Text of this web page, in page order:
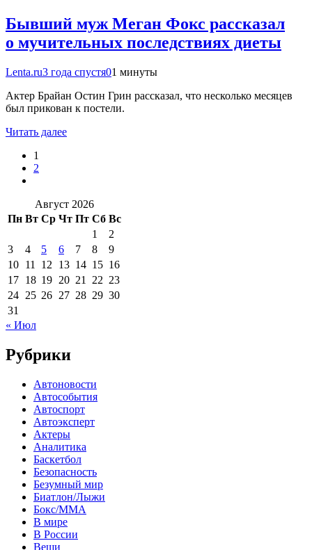
Бывший муж Меган Фокс рассказал
о мучительных последствиях диеты
Lenta.ru3 года спустя01 минуты
Актер Брайан Остин Грин рассказал, что несколько месяцев
был прикован к постели.
Читать далее
1
2
Август 2026
Пн Вт Ср Чт Пт Сб Вс
1
2
3
4 5 6 7 8
9
10 11 12 13 14 15 16
17 18 19 20 21 22 23
24 25 26 27 28 29 30
31
« Июл
Рубрики
Автоновости
Автособытия
Автоспорт
Автоэксперт
Актеры
Аналитика
Баскетбол
Безопасность
Безумный мир
Биатлон/Лыжи
Бокс/MMA
В мире
В России
Вещи